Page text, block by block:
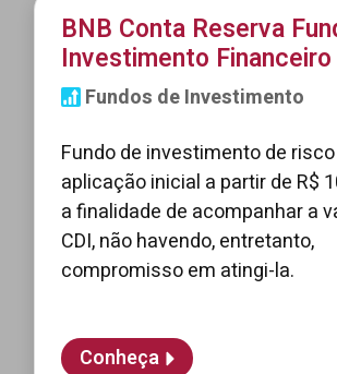
BNB Conta Reserva
Investimento Financeiro
Fundos de Investimento
Fundo de investimento de
aplicação inicial a partir de R$
a finalidade de acompanhar a
CDI, não havendo, entretanto,
compromisso em atingi-la.
Conheça